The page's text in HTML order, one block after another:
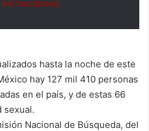
hectáreas
hasta la noche de este
hay 127 mil 410 personas
en el país, y de estas 66
sexual.
Nacional de Búsqueda, del